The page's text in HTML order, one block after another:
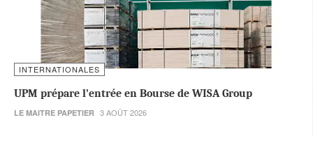
INTERNATIONALES
UPM prépare l’entrée en Bourse de WISA Group
LE MAITRE PAPETIER 3 AOÛT 2026